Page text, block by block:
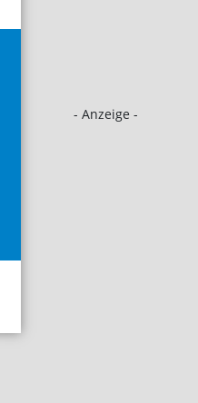
- Anzeige -